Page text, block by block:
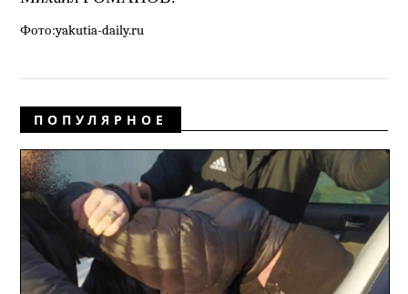
Фото:yakutia-daily.ru
ПОПУЛЯРНОЕ